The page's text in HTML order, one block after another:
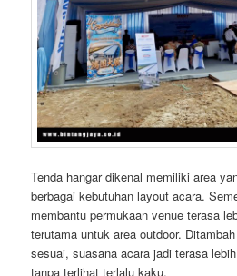
Tenda hangar dikenal memiliki area
berbagai kebutuhan layout acara.
membantu permukaan venue terasa
terutama untuk area outdoor.
sesuai, suasana acara jadi terasa
tanpa terlihat terlalu kaku.